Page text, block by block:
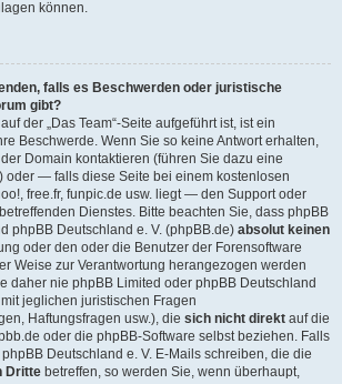
können.
falls es Beschwerden oder juristische
gibt?
der „Das Team“-Seite aufgeführt ist, ist ein
Beschwerde. Wenn Sie so keine Antwort erhalten,
Domain kontaktieren (führen Sie dazu eine
oder — falls diese Seite bei einem kostenlosen
free.fr, funpic.de usw. liegt — den Support oder
Dienstes. Bitte beachten Sie, dass phpBB
phpBB Deutschland e. V. (phpBB.de) absolut keinen
oder den oder die Benutzer der Forensoftware
Weise zur Verantwortung herangezogen werden
daher nie phpBB Limited oder phpBB Deutschland
jeglichen juristischen Fragen
Haftungsfragen usw.), die sich nicht direkt auf die
oder die phpBB-Software selbst beziehen. Falls
Deutschland e. V. E-Mails schreiben, die die
Dritte betreffen, so werden Sie, wenn überhaupt,